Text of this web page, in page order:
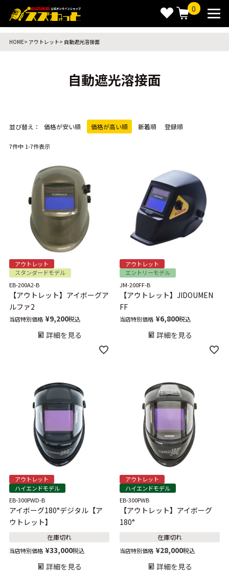
0
HOME アウトレット 自動遮光溶接面
自動遮光溶接面
並び替え 価格が安い順 価格が高い順 新着順 登録順
7件中 1-7件表示
アウトレット
スタンダードモデル
EB-200A2-B
【アウトレット】アイボーグア
ルファ2
当店特別価格 ¥9,200税込
詳細を見る
アウトレット
エントリーモデル
JM-200FF-B
【アウトレット】JIDOUMEN
FF
当店特別価格 ¥6,800税込
詳細を見る
アウトレット
ハイエンドモデル
EB-300PWD-B
アイボーグ180°デジタル【ア
ウトレット】
在庫切れ
当店特別価格 ¥33,000税込
詳細を見る
アウトレット
ハイエンドモデル
EB-300PWB
【アウトレット】アイボーグ
180°
在庫切れ
当店特別価格 ¥28,000税込
詳細を見る